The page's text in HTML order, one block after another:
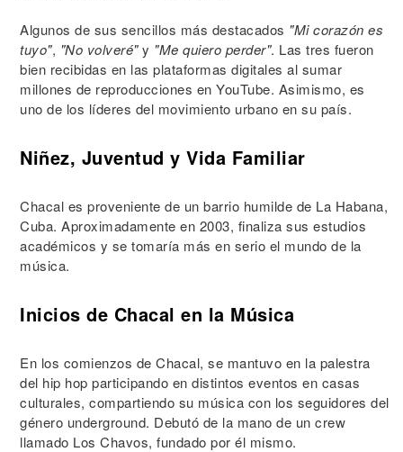
Algunos de sus sencillos más destacados "Mi corazón es
tuyo", "No volveré"y "Me quiero perder". Las tres fueron
bien recibidas en las plataformas digitales al sumar
millones de reproducciones en YouTube. Asimismo, es
uno de los líderes del movimiento urbano en su país.
Niñez, Juventud y Vida Familiar
Chacal es proveniente de un barrio humilde de La Habana,
Cuba. Aproximadamente en 2003, finaliza sus estudios
académicos y se tomaría más en serio el mundo de la
música.
Inicios de Chacal en la Música
En los comienzos de Chacal, se mantuvo en la palestra
del hip hop participando en distintos eventos en casas
culturales, compartiendo su música con los seguidores del
género underground. Debutó de la mano de un crew
llamado Los Chavos, fundado por él mismo.